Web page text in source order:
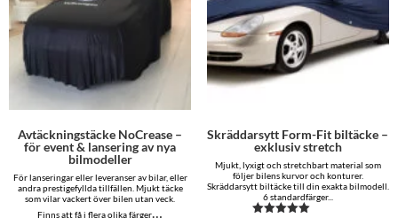
Avtäckningstäcke NoCrease –
för event & lansering av nya
bilmodeller
För lanseringar eller leveranser av bilar, eller
andra prestigefyllda tillfällen. Mjukt täcke
som vilar vackert över bilen utan veck.
Finns att få i flera olika färger…
Skräddarsytt Form-Fit biltäcke –
exklusiv stretch
Mjukt, lyxigt och stretchbart material som
följer bilens kurvor och konturer.
Skräddarsytt biltäcke till din exakta bilmodell.
6 standardfärger...